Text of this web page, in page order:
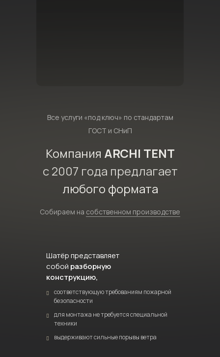
Все услуги «под ключ» по стандартам
ГОСТ и СНиП
Компания ARCHI TENT
с 2007 года предлагает
любого формата
Собираем на собственном производстве
Шатёр представляет
собой разборную
конструкцию,
соответствующую требованиям пожарной
безопасности
для монтажа не требуется специальной
техники
выдерживают сильные порывы ветра